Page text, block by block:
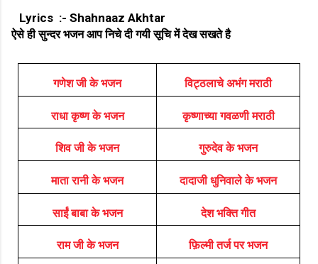
Lyrics :- Shahnaaz Akhtar
ऐसे ही सुन्दर भजन आप निचे दी गयी सूचि में देख सखते है
गणेश जी के भजन विट्ठलाचे अभंग मराठी
राधा कृष्ण के भजन कृष्णाच्या गवळणी मराठी
शिव जी के भजन गुरुदेव के भजन
माता रानी के भजन दादाजी धुनिवाले के भजन
साईं बाबा के भजन देश भक्ति गीत
राम जी के भजन फ़िल्मी तर्ज पर भजन